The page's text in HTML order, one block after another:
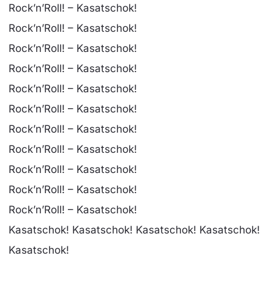
Rock’n’Roll! – Kasatschok!
Rock’n’Roll! – Kasatschok!
Rock’n’Roll! – Kasatschok!
Rock’n’Roll! – Kasatschok!
Rock’n’Roll! – Kasatschok!
Rock’n’Roll! – Kasatschok!
Rock’n’Roll! – Kasatschok!
Rock’n’Roll! – Kasatschok!
Rock’n’Roll! – Kasatschok!
Rock’n’Roll! – Kasatschok!
Rock’n’Roll! – Kasatschok!
Kasatschok! Kasatschok! Kasatschok! Kasatschok!
Kasatschok!